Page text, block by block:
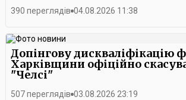
390 переглядів 04.08.2026 11:38
Допінгову дискваліфікацію
Харківщини офіційно
"Челсі"
507 переглядів 03.08.2026 23:19